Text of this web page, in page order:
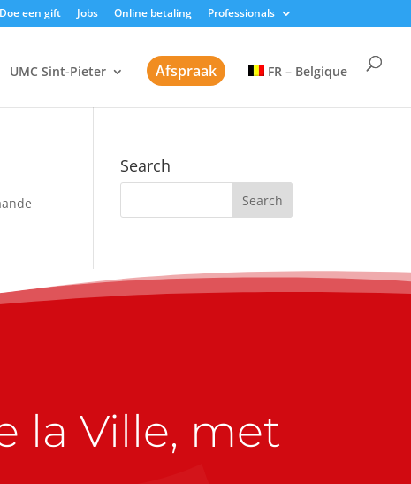
Doe een gift Jobs Online betaling Professionals
UMC Sint-Pieter Afspraak FR – Belgique
Search
la Ville, met